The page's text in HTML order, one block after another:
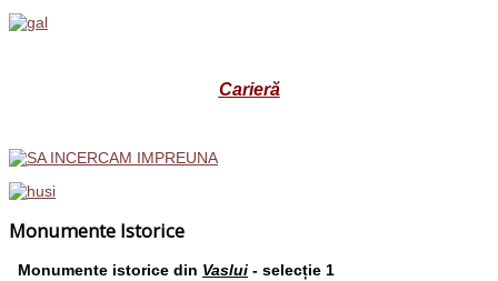
Carieră
Monumente Istorice
Monumente istorice din Vaslui - selecție 1